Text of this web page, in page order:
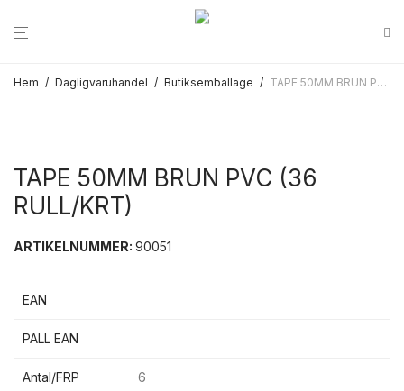
Hem / Dagligvaruhandel / Butiksemballage / TAPE 50MM BRUN PVC (36 RULL/KRT)
TAPE 50MM BRUN PVC (36
RULL/KRT)
ARTIKELNUMMER: 90051
EAN
PALL EAN
Antal/FRP 6